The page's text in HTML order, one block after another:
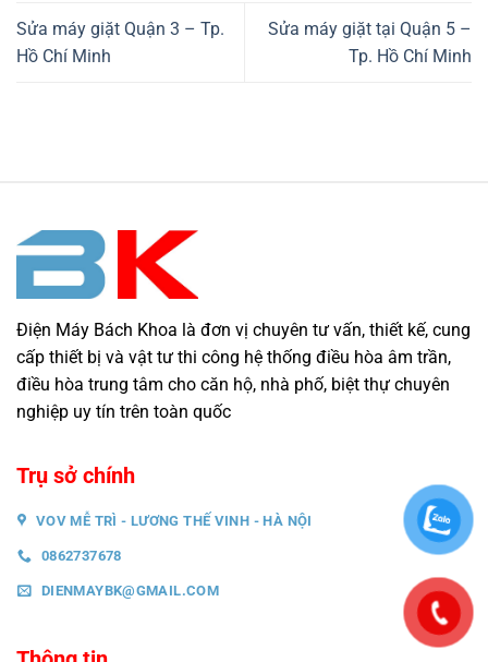
Sửa máy giặt Quận 3 – Tp.
Hồ Chí Minh
Sửa máy giặt tại Quận 5 –
Tp. Hồ Chí Minh
Điện Máy Bách Khoa là đơn vị chuyên tư vấn, thiết kế, cung
cấp thiết bị và vật tư thi công hệ thống điều hòa âm trần,
điều hòa trung tâm cho căn hộ, nhà phố, biệt thự chuyên
nghiệp uy tín trên toàn quốc
Trụ sở chính
VOV MỄ TRÌ - LƯƠNG THẾ VINH - HÀ NỘI
0862737678
DIENMAYBK@GMAIL.COM